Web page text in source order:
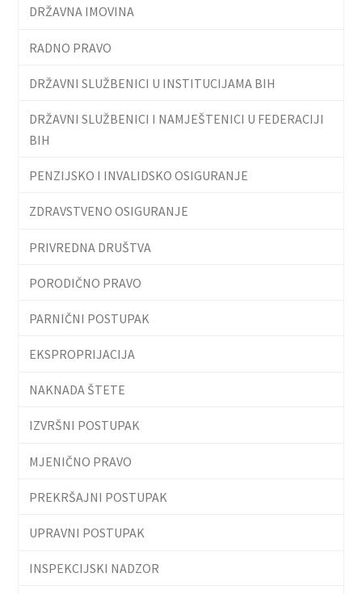
DRŽAVNA IMOVINA
RADNO PRAVO
DRŽAVNI SLUŽBENICI U INSTITUCIJAMA BIH
DRŽAVNI SLUŽBENICI I NAMJEŠTENICI U FEDERACIJI
BIH
PENZIJSKO I INVALIDSKO OSIGURANJE
ZDRAVSTVENO OSIGURANJE
PRIVREDNA DRUŠTVA
PORODIČNO PRAVO
PARNIČNI POSTUPAK
EKSPROPRIJACIJA
NAKNADA ŠTETE
IZVRŠNI POSTUPAK
MJENIČNO PRAVO
PREKRŠAJNI POSTUPAK
UPRAVNI POSTUPAK
INSPEKCIJSKI NADZOR